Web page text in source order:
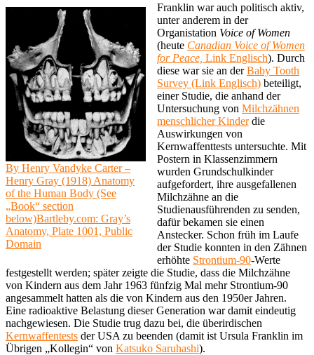
By Henry Vandyke Carter –
Henry Gray (1918) Anatomy
of the Human Body (See
„Book“ section
below)Bartleby.com: Gray’s
Anatomy, Plate 1001, Public
Domain
Franklin war auch politisch aktiv,
unter anderem in der
Organistation Voice of Women
(heute Canadian Voice of Women
for Peace, Link Englisch). Durch
diese war sie an derBaby Tooth
Survey (Link Englisch) beteiligt,
einer Studie, die anhand der
Untersuchung von Milchzähnen
menschlicher Kinderdie
Auswirkungen von
Kernwaffenttests untersuchte. Mit
Postern in Klassenzimmern
wurden Grundschulkinder
aufgefordert, ihre ausgefallenen
Milchzähne an die
Studienausführenden zu senden,
dafür bekamen sie einen
Anstecker. Schon früh im Laufe
der Studie konnten in den Zähnen
erhöhte Strontium-90-Werte
festgestellt werden; später zeigte die Studie, dass die Milchzähne
von Kindern aus dem Jahr 1963 fünfzig Mal mehr Strontium-90
angesammelt hatten als die von Kindern aus den 1950er Jahren.
Eine radioaktive Belastung dieser Generation war damit eindeutig
nachgewiesen. Die Studie trug dazu bei, die überirdischen
Kernwaffentests der USA zu beenden (damit ist Ursula Franklin im
Übrigen „Kollegin“ von Katsuko Saruhashi).